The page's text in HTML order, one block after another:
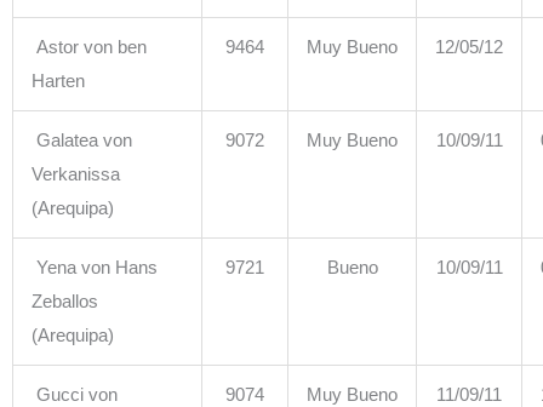
Astor von ben
Harten
9464 Muy Bueno 12/05/12
Galatea von
Verkanissa
(Arequipa)
9072 Muy Bueno 10/09/11
Yena von Hans
Zeballos
(Arequipa)
9721 Bueno 10/09/11
Gucci von
9074 Muy Bueno 11/09/11